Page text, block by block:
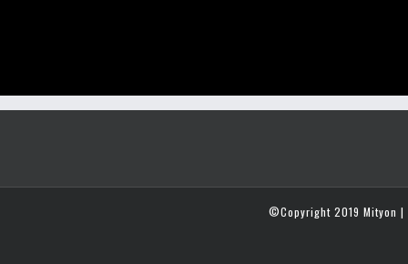
©Copyright 2019 Mityon